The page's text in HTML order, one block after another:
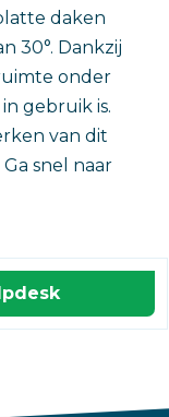
daken
30°. Dankzij
onder
gebruik is.
van dit
snel naar